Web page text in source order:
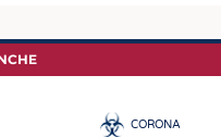
TEXTILE
CORONA